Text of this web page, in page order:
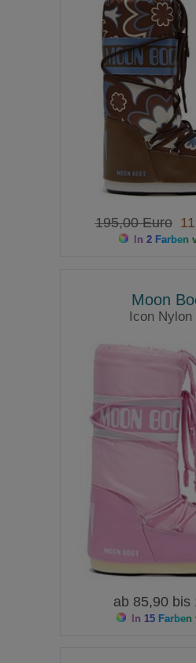
195,00 Euro
In 2 Farben
Moon
Icon Nylon
ab 85,90 bis
In 15